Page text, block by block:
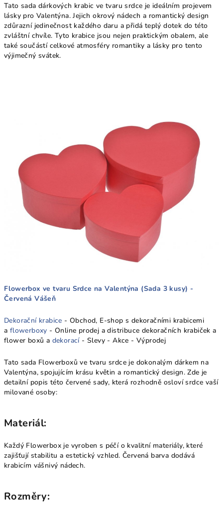
Tato sada dárkových krabic ve tvaru srdce je ideálním projevem
lásky pro Valentýna. Jejich okrový nádech a romantický design
zdůrazní jedinečnost každého daru a přidá teplý dotek do této
zvláštní chvíle. Tyto krabice jsou nejen praktickým obalem, ale
také součástí celkové atmosféry romantiky a lásky pro tento
výjimečný svátek.
Flowerbox ve tvaru Srdce na Valentýna (Sada 3 kusy) -
Červená Vášeň
Dekorační krabice - Obchod, E-shop s dekoračními krabicemi
a flowerboxy - Online prodej a distribuce dekoračních krabiček a
flower boxů a dekorací- Slevy - Akce - Výprodej
Tato sada Flowerboxů ve tvaru srdce je dokonalým dárkem na
Valentýna, spojujícím krásu květin a romantický design. Zde je
detailní popis této červené sady, která rozhodně osloví srdce vaší
milované osoby:
Materiál:
Každý Flowerbox je vyroben s péčí o kvalitní materiály, které
zajišťují stabilitu a estetický vzhled. Červená barva dodává
krabicím vášnivý nádech.
Rozměry: